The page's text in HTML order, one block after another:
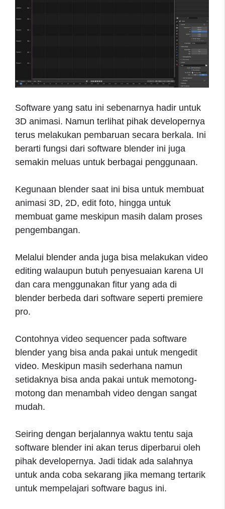
Software yang satu ini sebenarnya hadir untuk
3D animasi. Namun terlihat pihak developernya
terus melakukan pembaruan secara berkala. Ini
berarti fungsi dari software blender ini juga
semakin meluas untuk berbagai penggunaan.
Kegunaan blender saat ini bisa untuk membuat
animasi 3D, 2D, edit foto, hingga untuk
membuat game meskipun masih dalam proses
pengembangan.
Melalui blender anda juga bisa melakukan video
editing walaupun butuh penyesuaian karena UI
dan cara menggunakan fitur yang ada di
blender berbeda dari software seperti premiere
pro.
Contohnya video sequencer pada software
blender yang bisa anda pakai untuk mengedit
video. Meskipun masih sederhana namun
setidaknya bisa anda pakai untuk memotong-
motong dan menambah video dengan sangat
mudah.
Seiring dengan berjalannya waktu tentu saja
software blender ini akan terus diperbarui oleh
pihak developernya. Jadi tidak ada salahnya
untuk anda coba sekarang jika memang tertarik
untuk mempelajari software bagus ini.